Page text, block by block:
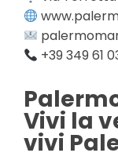
+39 349 61
Vivi la
vivi